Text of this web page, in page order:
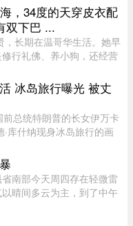
努力，37年来克服了非
重困难。 ...
，34度的天穿皮衣配
双下巴 ...
长期在温哥华生活。她早
行礼佛、养小狗，还经营
海机场偶遇王祖贤。34度
裙 ...
冰岛旅行曝光 被丈
总统特朗普的长女伊万卡
·库什纳现身冰岛旅行的画
一个“公主抱”，两个人就
...南部今天周四存在轻微雷
晴间多云为主，到了中午